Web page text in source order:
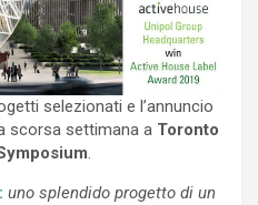
selezionati e l’annuncio
scorsa settimana a Toronto
.
uno splendido progetto di un